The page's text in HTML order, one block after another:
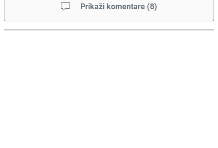
Prikaži komentare (8)